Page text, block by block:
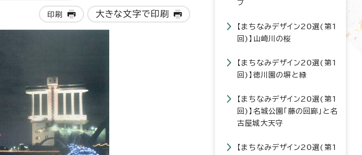
印刷 大きな文字で印刷
プ
【まちなみデザイン20選(第1
回)】山崎川の桜
【まちなみデザイン20選(第1
回)】徳川園の塀と緑
【まちなみデザイン20選(第1
回)】名城公園「藤の回廊」と名
古屋城大天守
【まちなみデザイン20選(第1